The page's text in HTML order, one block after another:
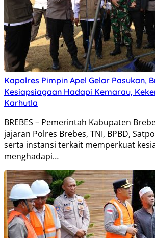
Kapolres Pimpin Apel Gelar Pasukan,
Kesiapsiagaan Hadapi Kemarau,
Karhutla
BREBES – Pemerintah Kabupaten
jajaran Polres Brebes, TNI, BPBD,
serta instansi terkait memperkuat
menghadapi…